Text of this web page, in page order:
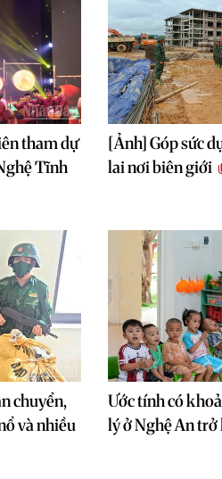
tham dự
Tĩnh
[Ảnh] Góp sức
lai nơi biên giới
chuyển,
và nhiều
Ước tính có
lý ở Nghệ An